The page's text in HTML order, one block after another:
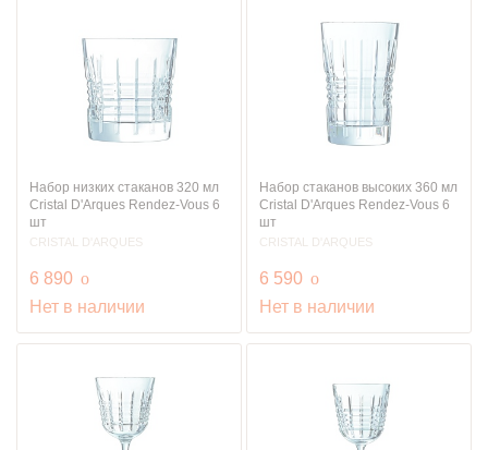
Набор низких стаканов 320 мл
Cristal D'Arques Rendez-Vous 6
шт
CRISTAL D'ARQUES
6 890 руб.
o
Нет в наличии
Набор стаканов высоких 360 мл
Cristal D'Arques Rendez-Vous 6
шт
CRISTAL D'ARQUES
6 590 руб.
o
Нет в наличии